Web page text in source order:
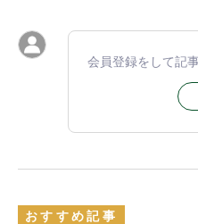
会員登録をして記
おすすめ記事